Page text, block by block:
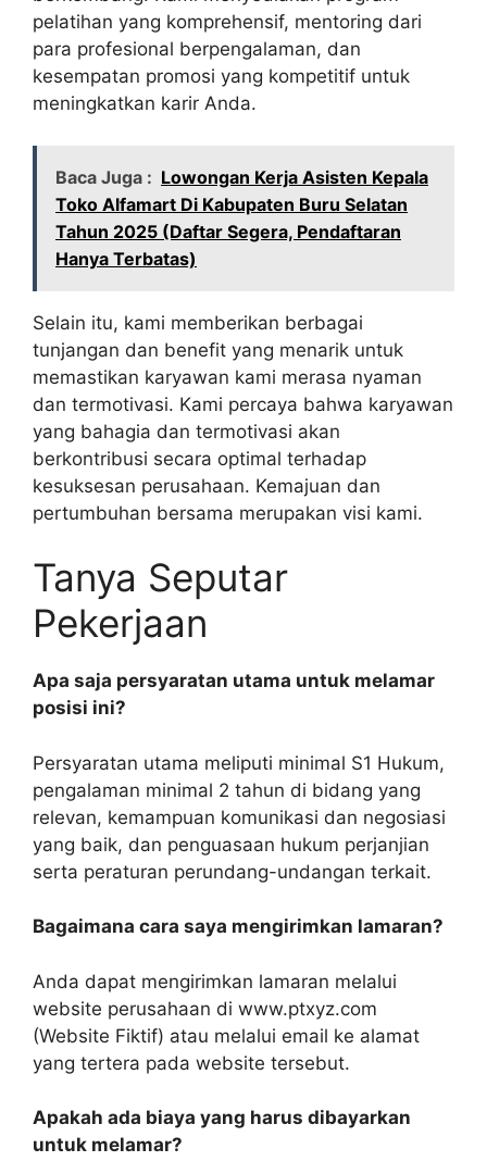
pelatihan yang komprehensif, mentoring dari
para profesional berpengalaman, dan
kesempatan promosi yang kompetitif untuk
meningkatkan karir Anda.
Baca Juga : Lowongan Kerja Asisten Kepala
Toko Alfamart Di Kabupaten Buru Selatan
Tahun 2025 (Daftar Segera, Pendaftaran
Hanya Terbatas)
Selain itu, kami memberikan berbagai
tunjangan dan benefit yang menarik untuk
memastikan karyawan kami merasa nyaman
dan termotivasi. Kami percaya bahwa karyawan
yang bahagia dan termotivasi akan
berkontribusi secara optimal terhadap
kesuksesan perusahaan. Kemajuan dan
pertumbuhan bersama merupakan visi kami.
Tanya Seputar
Pekerjaan
Apa saja persyaratan utama untuk melamar
posisi ini?
Persyaratan utama meliputi minimal S1 Hukum,
pengalaman minimal 2 tahun di bidang yang
relevan, kemampuan komunikasi dan negosiasi
yang baik, dan penguasaan hukum perjanjian
serta peraturan perundang-undangan terkait.
Bagaimana cara saya mengirimkan lamaran?
Anda dapat mengirimkan lamaran melalui
website perusahaan di www.ptxyz.com
(Website Fiktif) atau melalui email ke alamat
yang tertera pada website tersebut.
Apakah ada biaya yang harus dibayarkan
untuk melamar?